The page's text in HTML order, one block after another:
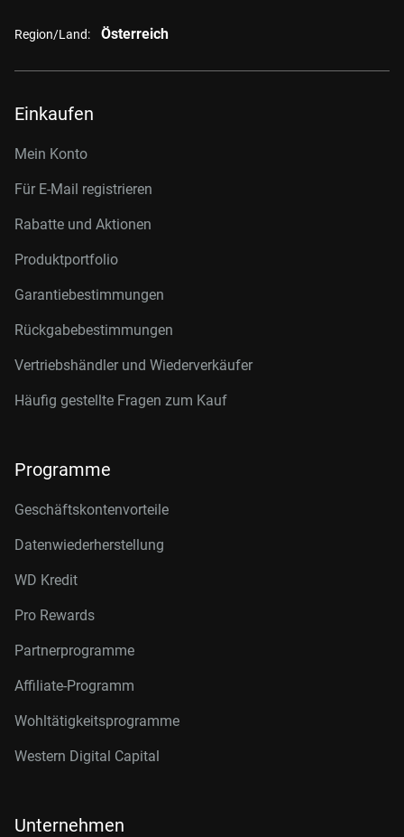
Region/Land: Österreich
Einkaufen
Mein Konto
Für E-Mail registrieren
Rabatte und Aktionen
Produktportfolio
Garantiebestimmungen
Rückgabebestimmungen
Vertriebshändler und Wiederverkäufer
Häufig gestellte Fragen zum Kauf
Programme
Geschäftskontenvorteile
Datenwiederherstellung
WD Kredit
Pro Rewards
Partnerprogramme
Affiliate-Programm
Wohltätigkeitsprogramme
Western Digital Capital
Unternehmen